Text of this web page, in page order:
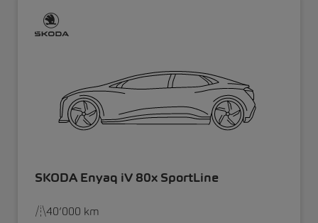
SKODA Enyaq iV 80x SportLine
40’000 km